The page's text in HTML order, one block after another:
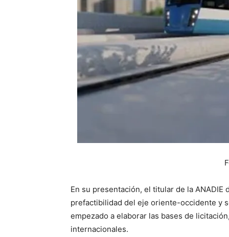
En su presentación, el titular de la
prefactibilidad del eje oriente-occidente y
empezado a elaborar las bases de
internacionales.